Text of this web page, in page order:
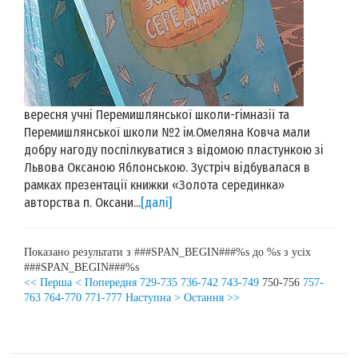
вересня учні Перемишлянської школи-гімназії та
Перемишлянської школи №2 ім.Омеляна Ковча мали
добру нагоду поспілкуватися з відомою пластункою зі
Львова Оксаною Яблонською. Зустріч відбувалася в
рамках презентації книжки «Золота серединка»
авторства п. Оксани...[далі]
Показано результати з ###SPAN_BEGIN###%s до %s з усіх
###SPAN_BEGIN###%s
<< Перша < Попередня 729-735 736-742 743-749 750-756 757-
763 764-770 771-777 Наступна > Остання >>